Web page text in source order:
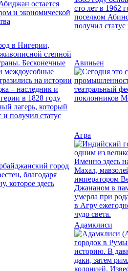
Авиньен
Агра
Адамклиси